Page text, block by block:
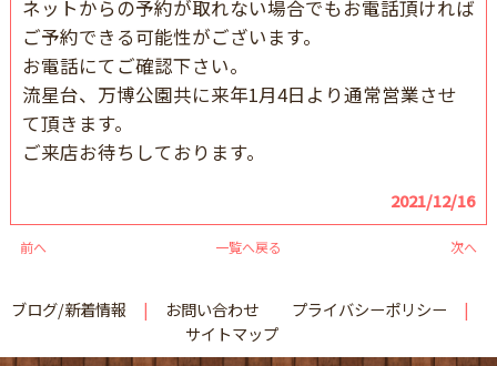
ネットからの予約が取れない場合でもお電話頂ければ
ご予約できる可能性がございます。
お電話にてご確認下さい。
流星台、万博公園共に来年1月4日より通常営業させ
て頂きます。
ご来店お待ちしております。
2021/12/16
前へ 一覧へ戻る 次へ
ブログ/新着情報 お問い合わせ
プライバシーポリシー
サイトマップ